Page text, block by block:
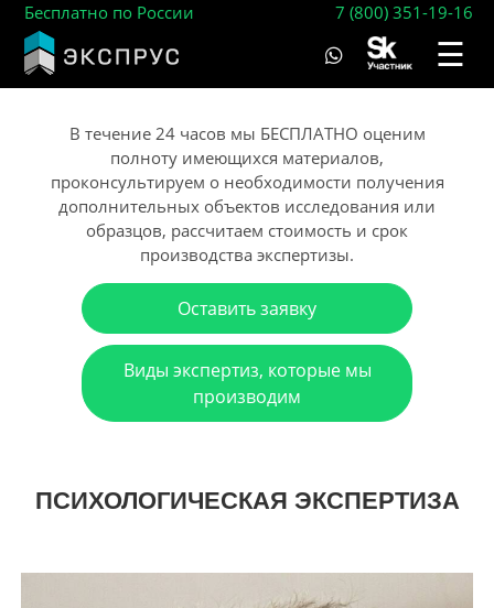
Бесплатно по России 7 (800) 351-19-16
☰
В течение 24 часов мы БЕСПЛАТНО оценим
полноту имеющихся материалов,
проконсультируем о необходимости получения
дополнительных объектов исследования или
образцов, рассчитаем стоимость и срок
производства экспертизы.
Оставить заявку
Виды экспертиз, которые мы
производим
ПСИХОЛОГИЧЕСКАЯ ЭКСПЕРТИЗА